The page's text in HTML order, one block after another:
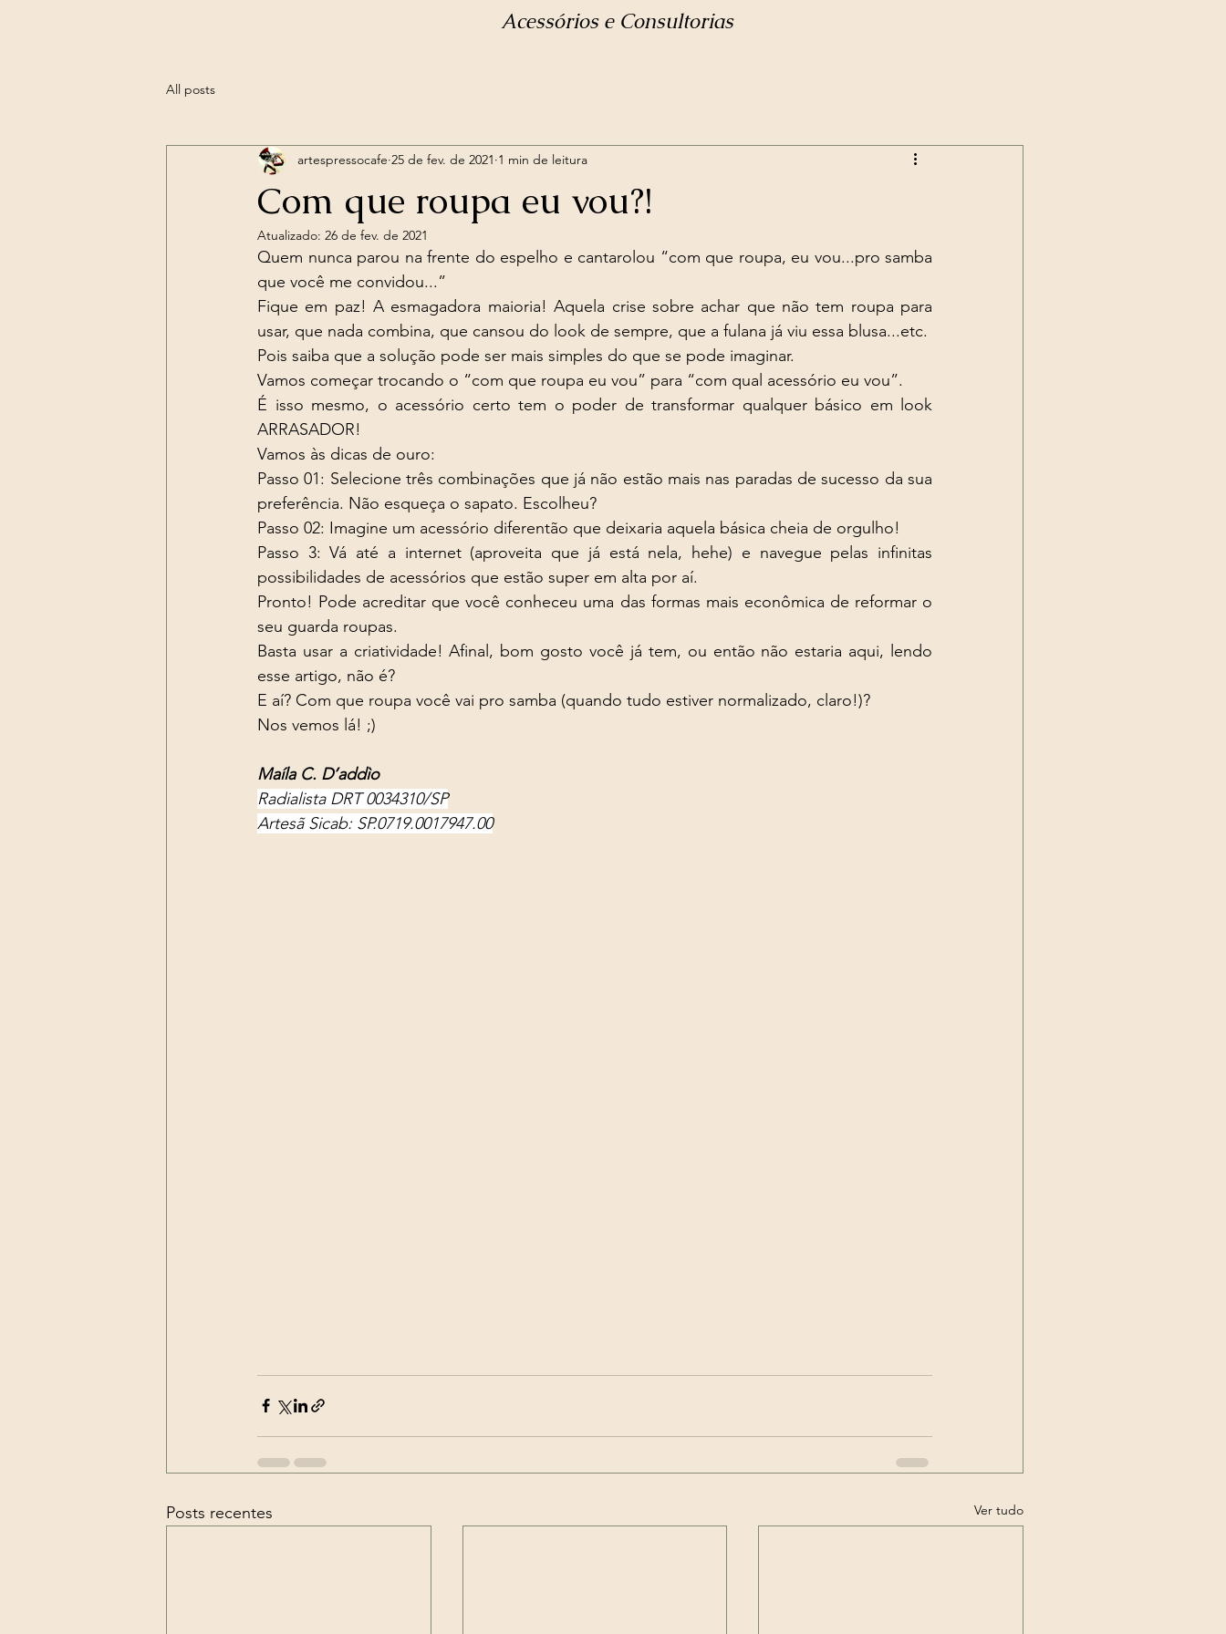
Acessórios e Consultorias
All posts
Com que roupa eu vou?!
artespressocafe 25 de fev. de 2021 1 min de leitura
Atualizado: 26 de fev. de 2021
Quem nunca parou na frente do espelho e cantarolou “com que roupa, eu vou...pro samba
que você me convidou...”
Fique em paz! A esmagadora maioria! Aquela crise sobre achar que não tem roupa para
usar, que nada combina, que cansou do look de sempre, que a fulana já viu essa blusa...etc.
Pois saiba que a solução pode ser mais simples do que se pode imaginar.
Vamos começar trocando o “com que roupa eu vou” para “com qual acessório eu vou”.
É isso mesmo, o acessório certo tem o poder de transformar qualquer básico em look
ARRASADOR!
Vamos às dicas de ouro:
Passo 01: Selecione três combinações que já não estão mais nas paradas de sucesso da sua
preferência. Não esqueça o sapato. Escolheu?
Passo 02: Imagine um acessório diferentão que deixaria aquela básica cheia de orgulho!
Passo 3: Vá até a internet (aproveita que já está nela, hehe) e navegue pelas infinitas
possibilidades de acessórios que estão super em alta por aí.
Pronto! Pode acreditar que você conheceu uma das formas mais econômica de reformar o
seu guarda roupas.
Basta usar a criatividade! Afinal, bom gosto você já tem, ou então não estaria aqui, lendo
esse artigo, não é?
E aí? Com que roupa você vai pro samba (quando tudo estiver normalizado, claro!)?
Nos vemos lá! ;)
Maíla C. D’addìo
Radialista DRT 0034310/SP
Artesã Sicab: SP.0719.0017947.00
Posts recentes Ver tudo